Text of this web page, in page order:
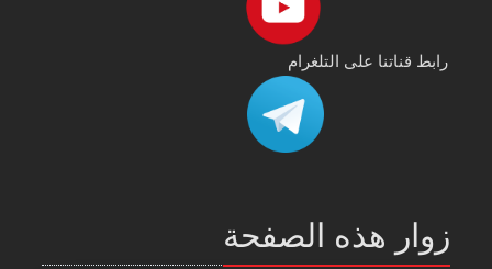
رابط قناتنا على التلغرام
زوار هذه الصفحة